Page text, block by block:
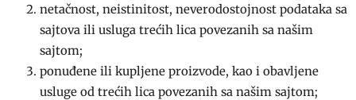
netačnost, neistinitost, neverodostojnost podataka sa
sajtova ili usluga trećih lica povezanih sa našim
sajtom;
ponuđene ili kupljene proizvode, kao i obavljene
usluge od trećih lica povezanih sa našim sajtom;